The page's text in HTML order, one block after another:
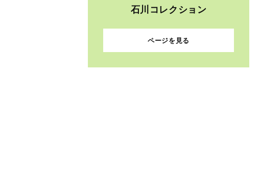
石川コレクション
ページを見る